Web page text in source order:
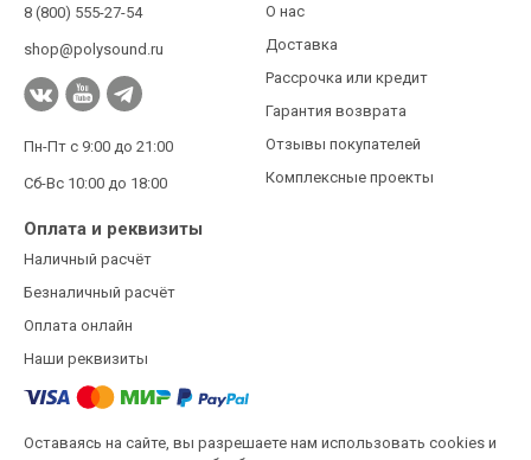
8 (800) 555-27-54
shop@polysound.ru
Пн-Пт с 9:00 до 21:00
Сб-Вс 10:00 до 18:00
О нас
Доставка
Рассрочка или кредит
Гарантия возврата
Отзывы покупателей
Комплексные проекты
Оплата и реквизиты
Наличный расчёт
Безналичный расчёт
Оплата онлайн
Наши реквизиты
Оставаясь на сайте, вы разрешаете нам использовать cookies и